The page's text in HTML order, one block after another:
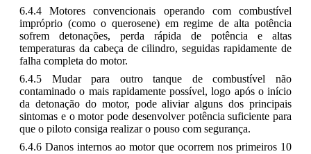
6.4.4 Motores convencionais operando com combustível
impróprio (como o querosene) em regime de alta potência
sofrem detonações, perda rápida de potência e altas
temperaturas da cabeça de cilindro, seguidas rapidamente de
falha completa do motor.
6.4.5 Mudar para outro tanque de combustível não
contaminado o mais rapidamente possível, logo após o início
da detonação do motor, pode aliviar alguns dos principais
sintomas e o motor pode desenvolver potência suficiente para
que o piloto consiga realizar o pouso com segurança.
6.4.6 Danos internos ao motor que ocorrem nos primeiros 10